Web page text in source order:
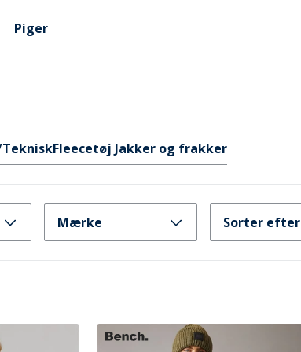
Piger
Fleecetøj Jakker og frakker
Mærke Sorter efter